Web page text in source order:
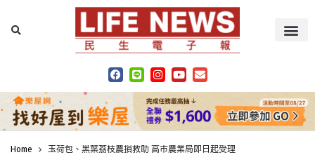
Home 玉荷包、黑葉荔枝農損救助 高市農業局即日起受理